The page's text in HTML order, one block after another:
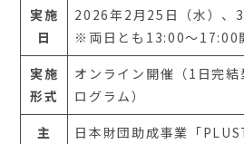
実施
日
2026年2月25日（水）、
※両日とも13:00〜17:00
実施
形式
オンライン開催（1日完
ログラム）
主
日本財団助成事業「